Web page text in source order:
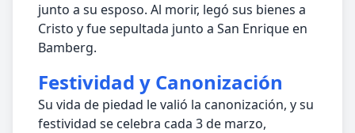
junto a su esposo. Al morir, legó sus bienes a
Cristo y fue sepultada junto a San Enrique en
Bamberg.
Festividad y Canonización
Su vida de piedad le valió la canonización, y su
festividad se celebra cada 3 de marzo,